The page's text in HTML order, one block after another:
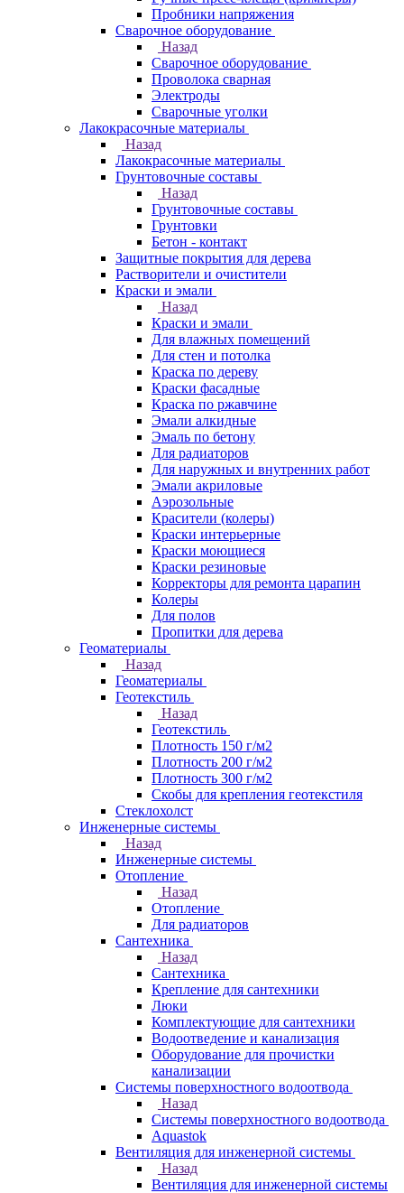
Пробники напряжения
Сварочное оборудование
Назад
Сварочное оборудование
Проволока сварная
Электроды
Сварочные уголки
Лакокрасочные материалы
Назад
Лакокрасочные материалы
Грунтовочные составы
Назад
Грунтовочные составы
Грунтовки
Бетон - контакт
Защитные покрытия для дерева
Растворители и очистители
Краски и эмали
Назад
Краски и эмали
Для влажных помещений
Для стен и потолка
Краска по дереву
Краски фасадные
Краска по ржавчине
Эмали алкидные
Эмаль по бетону
Для радиаторов
Для наружных и внутренних работ
Эмали акриловые
Аэрозольные
Красители (колеры)
Краски интерьерные
Краски моющиеся
Краски резиновые
Корректоры для ремонта царапин
Колеры
Для полов
Пропитки для дерева
Геоматериалы
Назад
Геоматериалы
Геотекстиль
Назад
Геотекстиль
Плотность 150 г/м2
Плотность 200 г/м2
Плотность 300 г/м2
Скобы для крепления геотекстиля
Стеклохолст
Инженерные системы
Назад
Инженерные системы
Отопление
Назад
Отопление
Для радиаторов
Сантехника
Назад
Сантехника
Крепление для сантехники
Люки
Комплектующие для сантехники
Водоотведение и канализация
Оборудование для прочистки
канализации
Системы поверхностного водоотвода
Назад
Системы поверхностного водоотвода
Aquastok
Вентиляция для инженерной системы
Назад
Вентиляция для инженерной системы